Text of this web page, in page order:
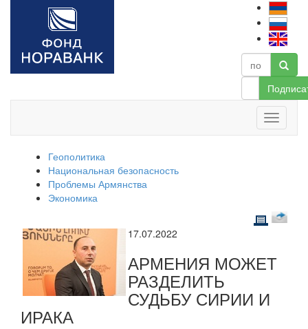
Геополитика
Национальная безопасность
Проблемы Армянства
Экономика
17.07.2022
АРМЕНИЯ МОЖЕТ
РАЗДЕЛИТЬ
СУДЬБУ СИРИИ И
ИРАКА